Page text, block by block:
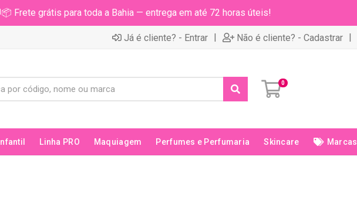
Frete grátis para toda a Bahia — entrega em até 72 horas úteis!
Já é cliente? - Entrar | Não é cliente? - Cadastrar |
0
Infantil Linha PRO Maquiagem Perfumes e Perfumaria Skincare Marcas